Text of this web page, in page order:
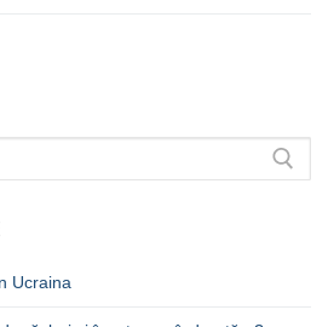
Ucraina